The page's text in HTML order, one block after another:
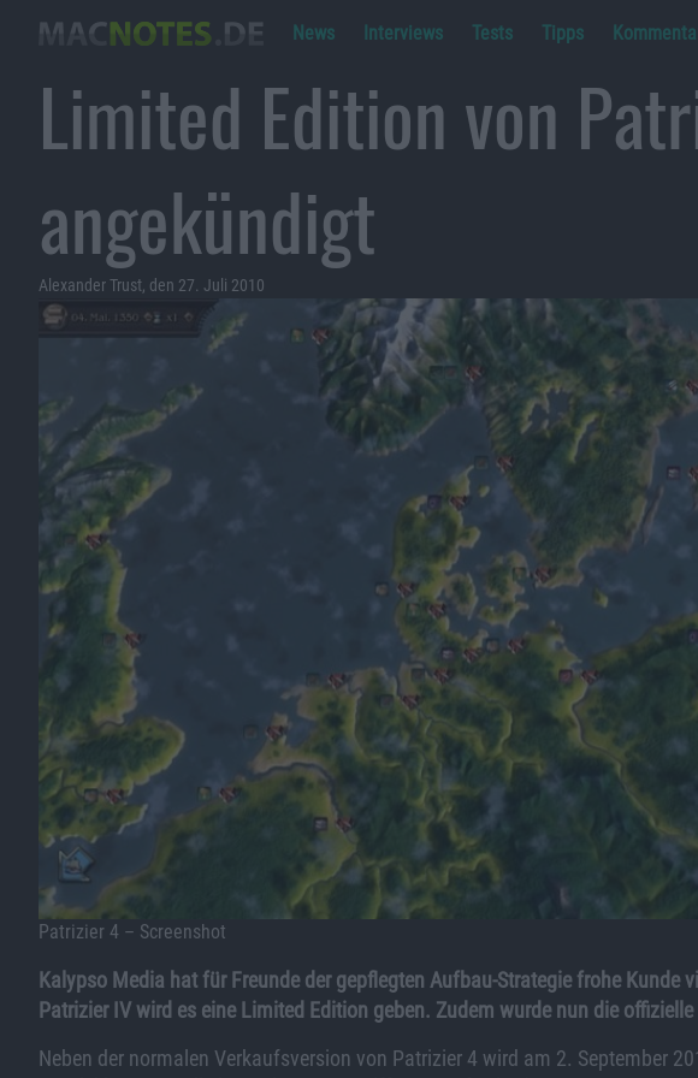
News Interviews Tests Tipps
Limited Edition von
angekündigt
Alexander Trust, den 27. Juli 2010
Patrizier 4 – Screenshot
Kalypso Media hat für Freunde der gepflegten Aufbau-Strategie frohe Kunde
Patrizier IV wird es eine Limited Edition geben. Zudem wurde nun die
Neben der normalen Verkaufsversion von Patrizier 4 wird am 2. September